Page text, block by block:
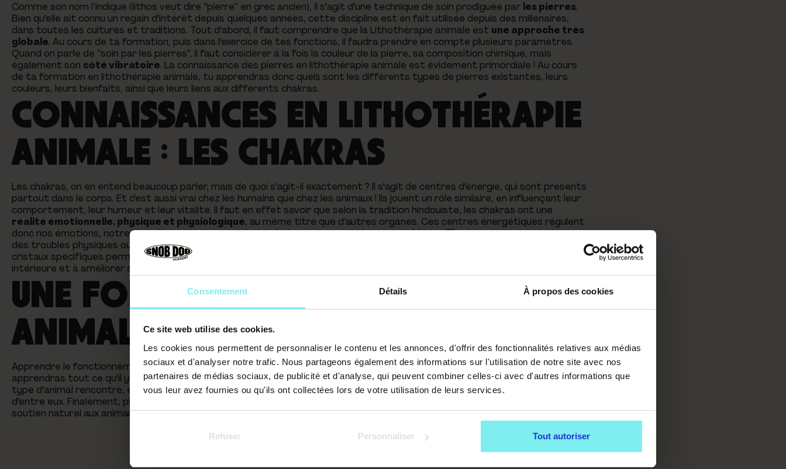
Consentement Détails À propos des cookies
Ce site web utilise des cookies.
Les cookies nous permettent de personnaliser le contenu et les annonces, d'offrir des fonctionnalités relatives aux médias
sociaux et d'analyser notre trafic. Nous partageons également des informations sur l'utilisation de notre site avec nos
partenaires de médias sociaux, de publicité et d'analyse, qui peuvent combiner celles-ci avec d'autres informations que
vous leur avez fournies ou qu'ils ont collectées lors de votre utilisation de leurs services.
Refuser Personnaliser Tout autoriser
Comme son nom l’indique (lithos veut dire “pierre” en grec ancien), il s'agit d'une technique de soin prodiguée par les pierres.
Bien qu'elle ait connu un regain d'intérêt depuis quelques années, cette discipline est en fait utilisée depuis des millénaires,
dans toutes les cultures et traditions. Tout d'abord, il faut comprendre que la Lithothérapie animale est une approche très
globale. Au cours de ta formation, puis dans l'exercice de tes fonctions, il faudra prendre en compte plusieurs paramètres.
Quand on parle de “soin par les pierres”, il faut considérer à la fois la couleur de la pierre, sa composition chimique, mais
également son côté vibratoire. La connaissance des pierres en lithothérapie animale est évidement primordiale ! Au cours
de ta formation en lithothérapie animale, tu apprendras donc quels sont les différents types de pierres existantes, leurs
couleurs, leurs bienfaits, ainsi que leurs liens aux différents chakras.
CONNAISSANCES EN LITHOTHÉRAPIE
ANIMALE : LES CHAKRAS
Les chakras, on en entend beaucoup parler, mais de quoi s'agit-il exactement ? Il s'agit de centres d'énergie, qui sont présents
partout dans le corps. Et c'est aussi vrai chez les humains que chez les animaux ! Ils jouent un rôle similaire, en influençant leur
comportement, leur humeur et leur vitalité. Il faut en effet savoir que selon la tradition hindouiste, les chakras ont une
réalité émotionnelle, physique et physiologique, au même titre que d’autres organes. Ces centres énergétiques régulent
donc nos émotions, notre bien-être et notre santé globale. Lorsque ces chakras sontdéséquilibrés, cela peut entraîner
des troubles physiques ou émotionnels chez l'animal. C’est pourquoi, en lithothérapie animale, l'utilisation de pierres et de
cristaux spécifiques permet derétablir l'équilibre énergétique
intérieure et à améliorer son état général.
UNE FORMATION EN LITHOTHÉRAPIE
ANIMALE : POURQUOI ?
Apprendre le fonctionnement des chakras, ça ne s'improvise pas ! Au cours de taformation en Lithothérapie animale, tu
apprendras tout ce qu'il y a à savoir surles chakras des animaux. Leurs nombres, leurs positions qui peut différer selon le
type d'animal rencontré, etc. Tu apprendras également les liens et connexions avec lespierres correspondantes
d'entre eux. Finalement, pierres et chakras, tout est lié ! Grâce à ces connaissances, tu seras en mesure d'apporter un
soutien naturel aux animaux en souffrance.